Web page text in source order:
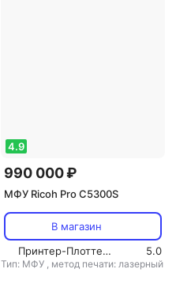
4.9
990 000 ₽
МФУ Ricoh Pro C5300S
В магазин
Принтер-Плоттер.ру
5.0
Тип: МФУ , метод печати: лазерный